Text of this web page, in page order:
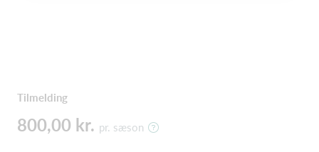
Tilmelding
800,00 kr. pr. sæson